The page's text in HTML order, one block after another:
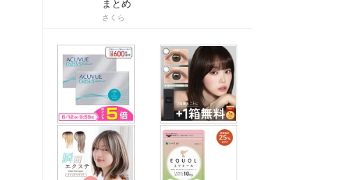
まとめ
さくら